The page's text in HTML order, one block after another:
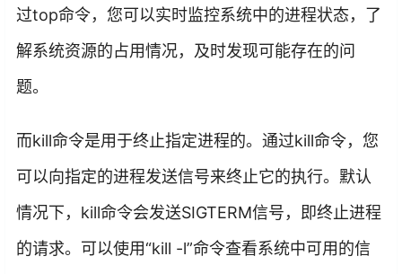
过top命令，您可以实时监控系统中的进程状态，了
解系统资源的占用情况，及时发现可能存在的问
题。
而kill命令是用于终止指定进程的。通过kill命令，您
可以向指定的进程发送信号来终止它的执行。默认
情况下，kill命令会发送SIGTERM信号，即终止进程
的请求。可以使用“kill -l”命令查看系统中可用的信